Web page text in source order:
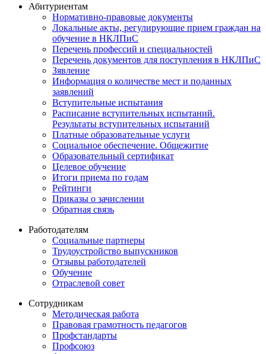
Абитуриентам
Нормативно-правовые документы
Локальные акты, регулирующие прием граждан на
обучение в НКЛПиС
Перечень профессий и специальностей
Перечень документов для поступления в НКЛПиС
Зявление
Информация о количестве мест и поданных
заявлений
Вступительные испытания
Расписание вступительных испытаний.
Результаты вступительных испытаний
Платные образовательные услуги
Социальное обеспечение. Общежитие
Образовательный сертификат
Целевое обучение
Итоги приема по годам
Рейтинги
Приказы о зачислении
Обратная связь
Работодателям
Социальные партнеры
Трудоустройство выпускников
Отзывы работодателей
Обучение
Отраслевой совет
Сотрудникам
Методическая работа
Правовая грамотность педагогов
Профстандарты
Профсоюз